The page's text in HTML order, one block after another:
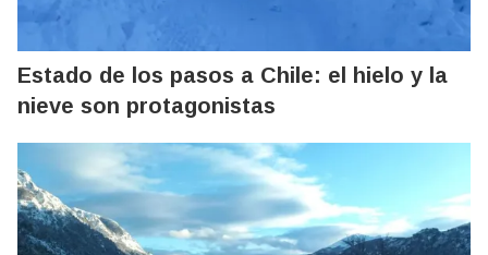
Estado de los pasos a Chile: el hielo y la
nieve son protagonistas